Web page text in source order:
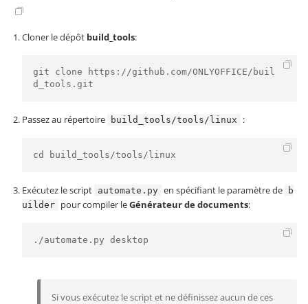
Cloner le dépôt build_tools:
git clone https://github.com/ONLYOFFICE/buil
d_tools.git
Passez au répertoire build_tools/tools/linux :
cd build_tools/tools/linux
Exécutez le script automate.py en spécifiant le paramètre de
b
uilder pour compiler leGénérateur de documents:
./automate.py desktop
Si vous exécutez le script et ne définissez aucun de ces